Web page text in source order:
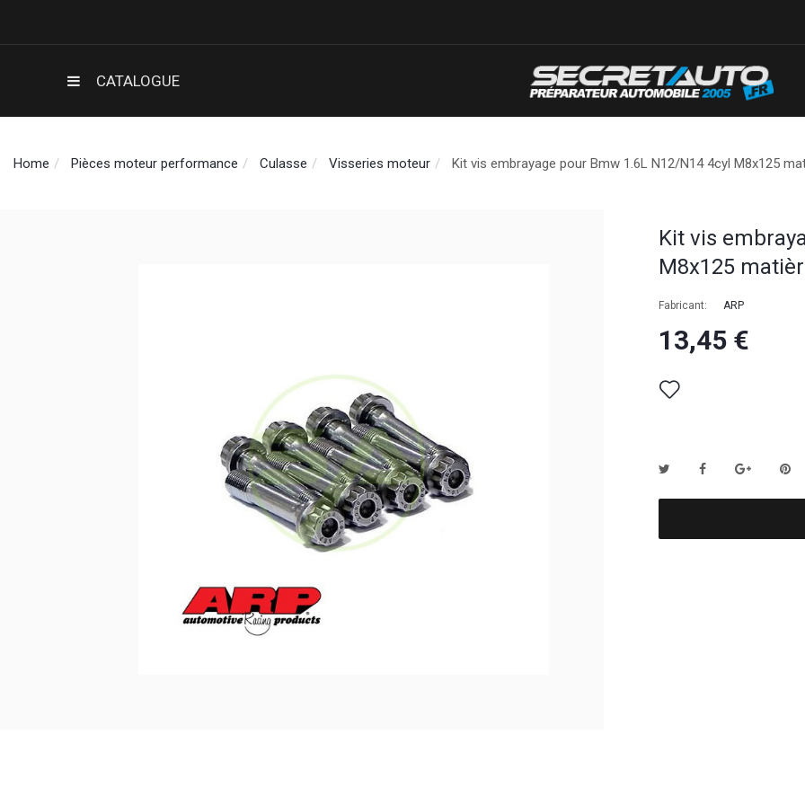
CATALOGUE
Home Pièces moteur performance Culasse Visseries moteur Kit vis embrayage pour Bmw 1.6L N12/N14 4cyl M8x125
Kit vis
M8x125
Fabricant: ARP
13,45 €